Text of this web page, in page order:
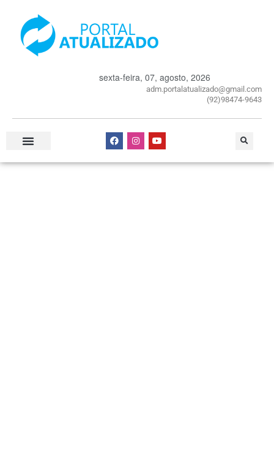
sexta-feira, 07, agosto, 2026
adm.portalatualizado@gmail.com
(92)98474-9643